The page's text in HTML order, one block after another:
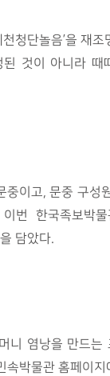
청단놀음’을 재
것이 아니라 때
이고, 문중 구성
한국족보박물
담았다.
니 염낭을 만드는
박물관 홈페이지